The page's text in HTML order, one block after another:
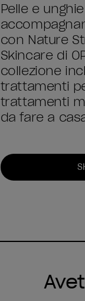
Pelle e
con Nature
Skincare di
collezione
trattamenti
trattamenti
da fare a